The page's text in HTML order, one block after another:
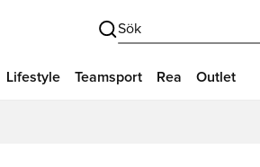
Sök
Lifestyle Teamsport Rea Outlet